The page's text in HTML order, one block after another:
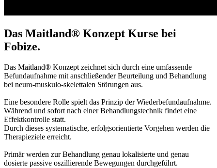
Das Maitland® Konzept Kurse bei
Fobize.
Das Maitland® Konzept zeichnet sich durch eine umfassende
Befundaufnahme mit anschließender Beurteilung und Behandlung
bei neuro-muskulo-skelettalen Störungen aus.
Eine besondere Rolle spielt das Prinzip der Wiederbefundaufnahme.
Während und sofort nach einer Behandlungstechnik findet eine
Effektkontrolle statt.
Durch dieses systematische, erfolgsorientierte Vorgehen werden die
Therapieziele erreicht.
Primär werden zur Behandlung genau lokalisierte und genau
dosierte passive oszillierende Bewegungen durchgeführt.